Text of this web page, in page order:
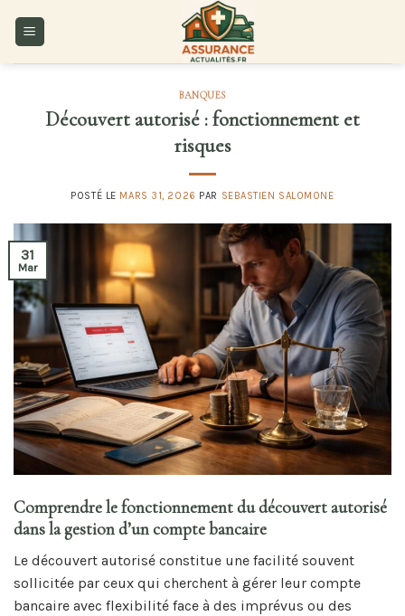
BANQUES
Découvert autorisé : fonctionnement et
risques
POSTÉ LE MARS 31, 2026 PAR SEBASTIEN SALOMONE
31
Mar
Comprendre le fonctionnement du découvert autorisé
dans la gestion d’un compte bancaire
Le découvert autorisé constitue une facilité souvent
sollicitée par ceux qui cherchent à gérer leur compte
bancaire avec flexibilité face à des imprévus ou des